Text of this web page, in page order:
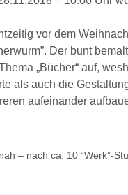
vor dem
Der bunt
„Bücher“ auf,
als auch die
aufeinander
– nach ca. 10 “Werk”-